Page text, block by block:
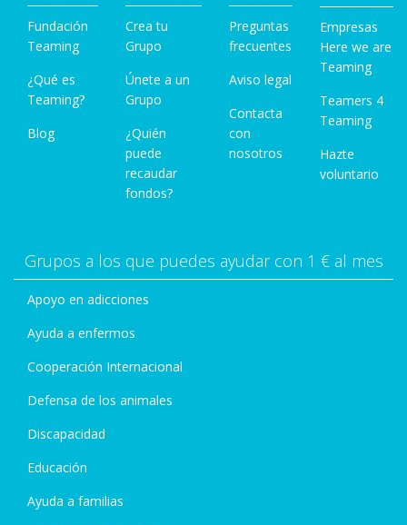
Fundación
Teaming
¿Qué es
Teaming?
Blog
Crea tu
Grupo
Únete a un
Grupo
¿Quién
puede
recaudar
fondos?
Preguntas
frecuentes
Aviso legal
Contacta
con
nosotros
Empresas
Here we are
Teaming
Teamers 4
Teaming
Hazte
voluntario
Grupos a los que puedes ayudar con 1 € al mes
Apoyo en adicciones
Ayuda a enfermos
Cooperación Internacional
Defensa de los animales
Discapacidad
Educación
Ayuda a familias